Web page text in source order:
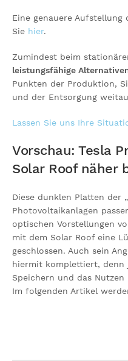
Eine genauere
Sie hier.
Zumindest beim
leistungsfähige
Punkten der Produktion,
und der Entsorgung
Lassen Sie uns Ihre
Vorschau: Tesla
Solar Roof näher
Diese dunklen Platten der
Photovoltaikanlagen
optischen Vorstellungen
mit dem Solar Roof eine
geschlossen. Auch sein
hiermit komplettiert, denn
Speichern und das
Im folgenden Artikel